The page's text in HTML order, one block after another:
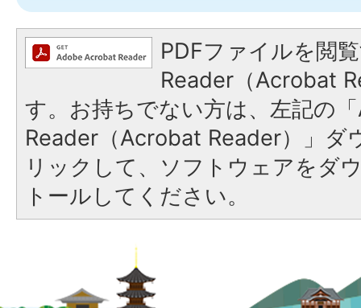
PDFファイルを閲
Reader（Acrobat
す。お持ちでない方は、左記の
Reader（Acrobat Reader）」ダ
リックして、ソフトウェアをダ
トールしてください。